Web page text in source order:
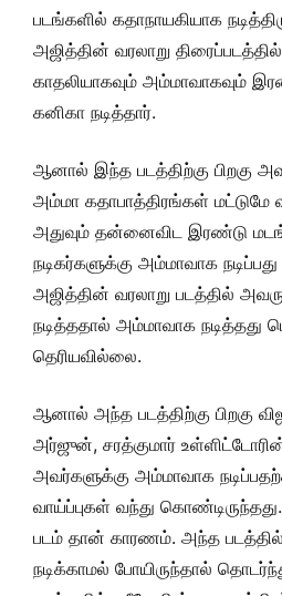
படங்களில் கதாநாயகியாக
அஜித்தின் வரலாறு
காதலியாகவும் அம்மாவாகவும்
கனிகா நடித்தார்.
ஆனால் இந்த படத்திற்கு பிறகு
அம்மா கதாபாத்திரங்கள் மட்டுமே
அதுவும் தன்னைவிட இரண்டு
நடிகர்களுக்கு அம்மாவாக
அஜித்தின் வரலாறு படத்தில்
நடித்ததால் அம்மாவாக நடித்தது
தெரியவில்லை.
ஆனால் அந்த படத்திற்கு பிறகு
அர்ஜுன், சரத்குமார்
அவர்களுக்கு அம்மாவாக
வாய்ப்புகள் வந்து
படம் தான் காரணம். அந்த
நடிக்காமல் போயிருந்தால்